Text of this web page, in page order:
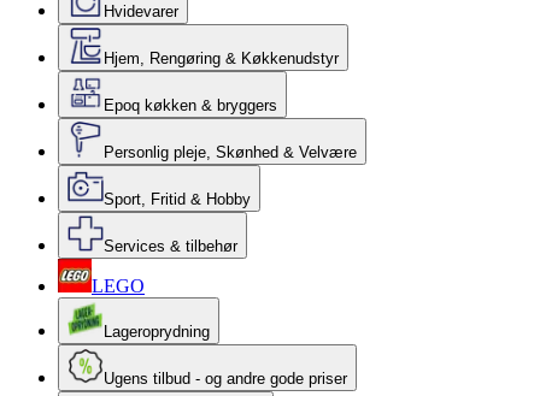
Hvidevarer
Hjem, Rengøring & Køkkenudstyr
Epoq køkken & bryggers
Personlig pleje, Skønhed & Velvære
Sport, Fritid & Hobby
Services & tilbehør
LEGO
Lageroprydning
Ugens tilbud - og andre gode priser